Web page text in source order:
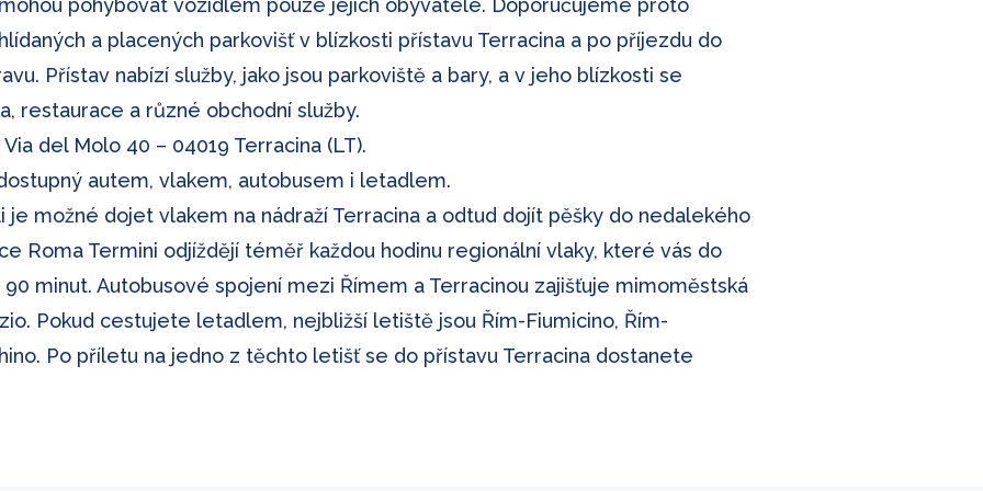
pohybovat vozidlem pouze jejich obyvatelé. Doporučujeme proto
a placených parkovišť v blízkosti přístavu Terracina a po příjezdu do
Přístav nabízí služby, jako jsou parkoviště a bary, a v jeho blízkosti se
restaurace a různé obchodní služby.
del Molo 40 – 04019 Terracina (LT).
autem, vlakem, autobusem i letadlem.
je možné dojet vlakem na nádraží Terracina a odtud dojít pěšky do nedalekého
Roma Termini odjíždějí téměř každou hodinu regionální vlaky, které vás do
minut. Autobusové spojení mezi Římem a Terracinou zajišťuje mimoměstská
Pokud cestujete letadlem, nejbližší letiště jsou Řím-Fiumicino, Řím-
Po příletu na jedno z těchto letišť se do přístavu Terracina dostanete